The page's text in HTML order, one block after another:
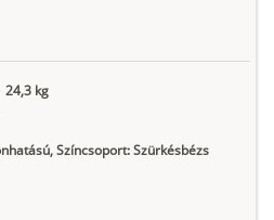
24,3 kg
Színcsoport: Szürkésbézs